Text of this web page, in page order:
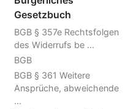
Gesetzbuch
BGB § 357e Rechtsfolgen
des Widerrufs be ...
BGB
BGB § 361 Weitere
Ansprüche, abweichende
...